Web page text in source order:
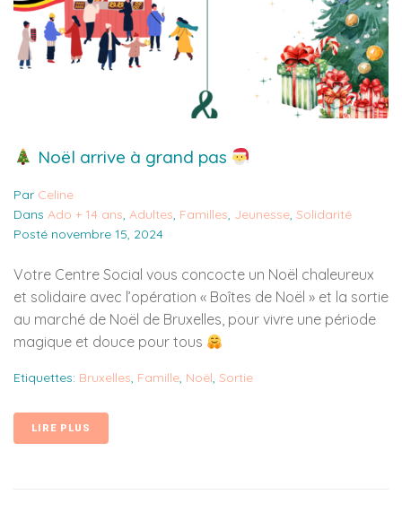
Noël arrive à grand pas
Par Celine
Dans Ado + 14 ans, Adultes, Familles, Jeunesse, Solidarité
Posté novembre 15, 2024
Votre Centre Social vous concocte un Noël chaleureux
et solidaire avec l’opération « Boîtes de Noël » et la sortie
au marché de Noël de Bruxelles, pour vivre une période
magique et douce pour tous
Etiquettes: Bruxelles, Famille, Noël, Sortie
LIRE PLUS